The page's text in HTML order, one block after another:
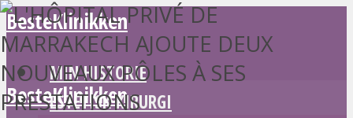
BesteKlinikken
MIN HISTORIE
ESTETISK KIRURGI
BesteKlinikken